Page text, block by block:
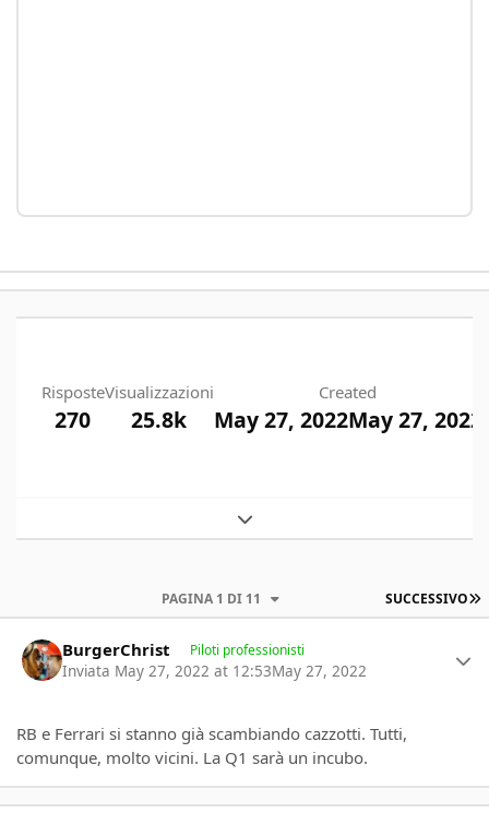
Risposte
270
Visualizzazioni
25.8k
Created
May 27, 2022May 27, 2022
Expand topic overview
SUCCESSIVO
PAGINA 1 DI 11
BurgerChrist Piloti professionisti
Inviata May 27, 2022 at 12:53May 27, 2022
RB e Ferrari si stanno già scambiando cazzotti. Tutti,
comunque, molto vicini. La Q1 sarà un incubo.